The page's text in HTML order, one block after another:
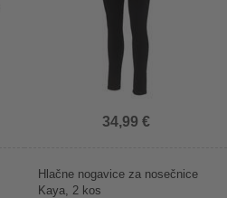
34,99 €
Hlačne nogavice za nosečnice
Kaya, 2 kos